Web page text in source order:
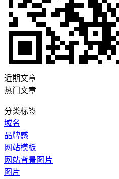
近期文章
热门文章
分类标签
域名
品牌感
网站模板
网站背景图片
图片